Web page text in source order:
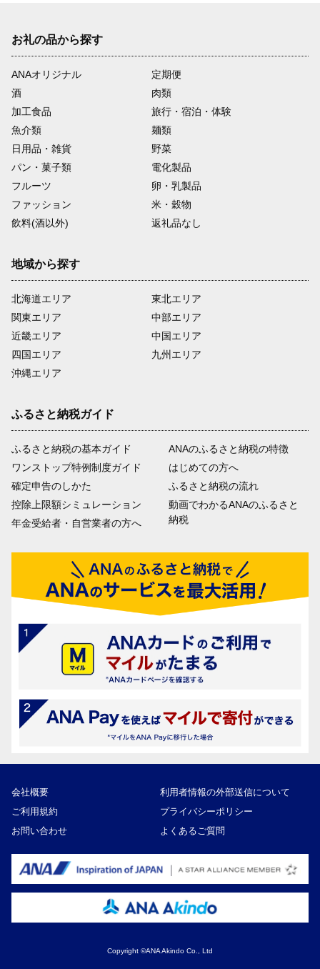
お礼の品から探す
ANAオリジナル
定期便
酒
肉類
加工食品
旅行・宿泊・体験
魚介類
麺類
日用品・雑貨
野菜
パン・菓子類
電化製品
フルーツ
卵・乳製品
ファッション
米・穀物
飲料(酒以外)
返礼品なし
地域から探す
北海道エリア
関東エリア
近畿エリア
四国エリア
沖縄エリア
東北エリア
中部エリア
中国エリア
九州エリア
ふるさと納税ガイド
ふるさと納税の基本ガイド
ワンストップ特例制度ガイド
確定申告のしかた
控除上限額シミュレーション
年金受給者・自営業者の方へ
ANAのふるさと納税の特徴
はじめての方へ
ふるさと納税の流れ
動画でわかるANAのふるさと
納税
会社概要
利用者情報の外部送信について
ご利用規約
プライバシーポリシー
お問い合わせ
よくあるご質問
Copyright ©ANA Akindo Co., Ltd